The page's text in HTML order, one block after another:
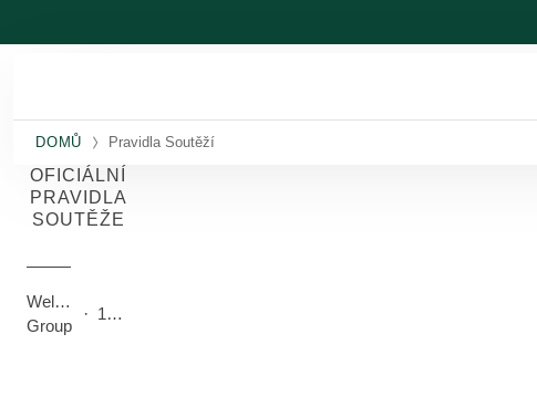
DOMŮ Pravidla Soutěží
OFICIÁLNÍ
PRAVIDLA
SOUTĚŽE
Weleda
Group
· 12/5/2025